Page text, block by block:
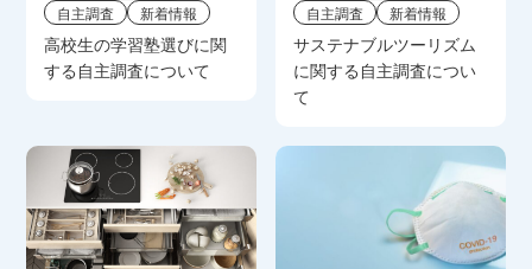
自主調査
新着情報
高校生の学習塾選びに関
する自主調査について
自主調査
新着情報
サステナブルツーリズム
に関する自主調査につい
て